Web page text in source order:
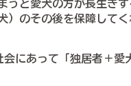
と愛犬の方が長生き
）のその後を保障して
にあって「独居者＋愛